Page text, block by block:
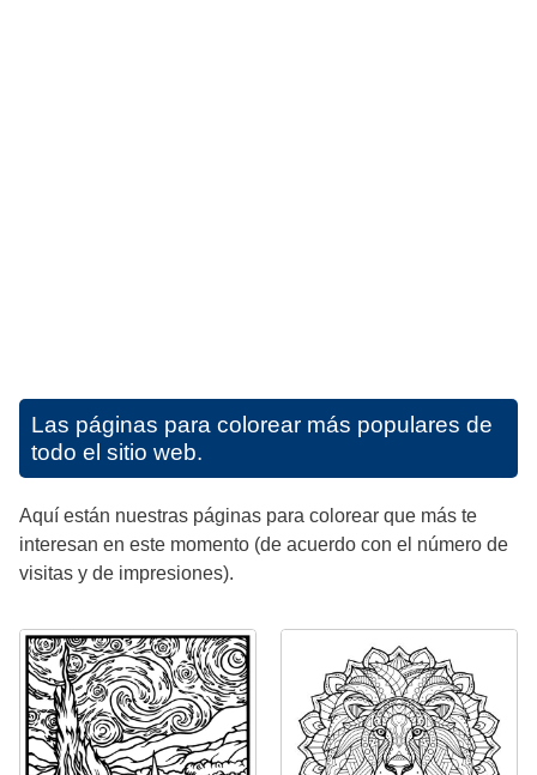
Las páginas para colorear más populares de
todo el sitio web.
Aquí están nuestras páginas para colorear que más te
interesan en este momento (de acuerdo con el número de
visitas y de impresiones).